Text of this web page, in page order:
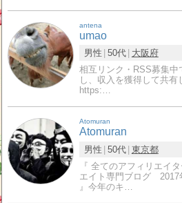
antena
umao
男性 50代
大阪府
相互リンク・RSS募集中
し、収入を獲得して共
https:…
Atomuran
Atomuran
男性 50代 東京都
『 全てのアフィリエイ
エイト専門ブログ 2017
』今年のキ…